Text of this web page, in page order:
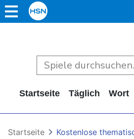
Startseite Täglich Wort
Startseite Kostenlose